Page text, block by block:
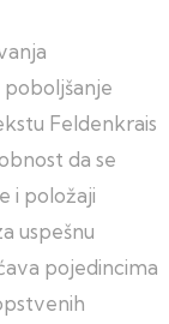
Feldenkrais
da se
i položaji
uspešnu
pojedincima